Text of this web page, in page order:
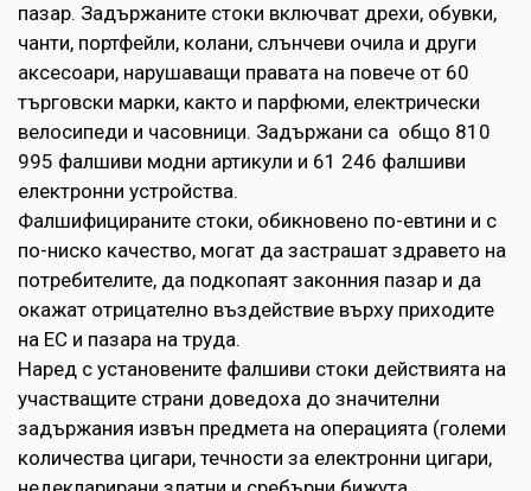
пазар. Задържаните стоки включват дрехи, обувки,
чанти, портфейли, колани, слънчеви очила и други
аксесоари, нарушаващи правата на повече от 60
търговски марки, както и парфюми, електрически
велосипеди и часовници. Задържани са общо 810
995 фалшиви модни артикули и 61 246 фалшиви
електронни устройства.
Фалшифицираните стоки, обикновено по-евтини и с
по-ниско качество, могат да застрашат здравето на
потребителите, да подкопаят законния пазар и да
окажат отрицателно въздействие върху приходите
на ЕС и пазара на труда.
Наред с установените фалшиви стоки действията на
участващите страни доведоха до значителни
задържания извън предмета на операцията (големи
количества цигари, течности за електронни цигари,